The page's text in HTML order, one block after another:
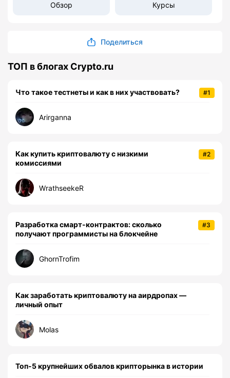
Обзор Курсы
Поделиться
ТОП в блогах Crypto.ru
#1
Что такое тестнеты и как в них участвовать?
Arirganna
#2
Как купить криптовалюту с низкими
комиссиями
WrathseekeR
#3
Разработка смарт-контрактов: сколько
получают программисты на блокчейне
GhornTrofim
Как заработать криптовалюту на аирдропах —
личный опыт
Molas
Топ-5 крупнейших обвалов крипторынка в истории